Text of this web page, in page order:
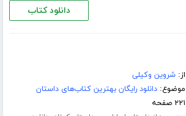
دانلود کتاب
از:شروین وکیلی
موضوع:دانلود رایگان بهترین کتاب‌های داستان
۲۲۱ صفحه